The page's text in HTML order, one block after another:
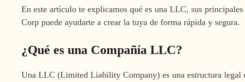
En este artículo te explicamos qué es una LLC, sus
Corp puede ayudarte a crear la tuya de forma rápida y segura.
¿Qué es una Compañía LLC?
Una LLC (Limited Liability Company) es una estructura legal